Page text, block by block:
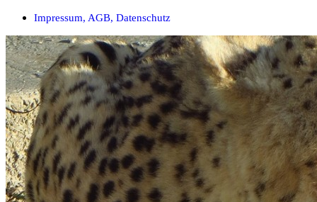
Impressum, AGB, Datenschutz